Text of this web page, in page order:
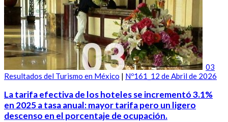
03
Resultados del Turismo en México | Nº161_12 de Abril de 2026
La tarifa efectiva de los hoteles se incrementó 3.1%
en 2025 a tasa anual: mayor tarifa pero un ligero
descenso en el porcentaje de ocupación.